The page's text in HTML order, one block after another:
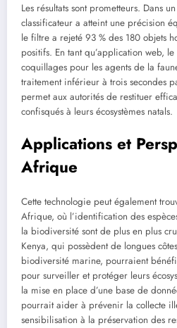
Les résultats sont prometteurs. Dans
classificateur a atteint une précision
le filtre a rejeté 93 % des 180 objets
positifs. En tant qu’application web,
coquillages pour les agents de la
traitement inférieur à trois secondes
permet aux autorités de restituer
confisqués à leurs écosystèmes natals.
Applications et
Afrique
Cette technologie peut également
Afrique, où l’identification des
la biodiversité sont de plus en plus
Kenya, qui possèdent de longues
biodiversité marine, pourraient
pour surveiller et protéger leurs
la mise en place d’une base de
pourrait aider à prévenir la collecte
sensibilisation à la préservation des